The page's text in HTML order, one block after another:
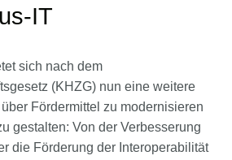
IT
sich nach dem
(KHZG) nun eine weitere
Fördermittel zu modernisieren
gestalten: Von der Verbesserung
die Förderung der Interoperabilität